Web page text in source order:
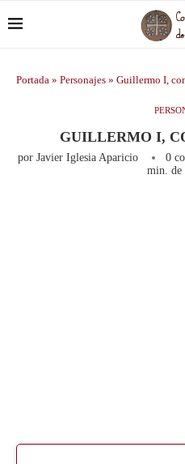
Portada » Personajes » Guillermo I,
GUILLERMO I,
por Javier Iglesia Aparicio 0
min. de